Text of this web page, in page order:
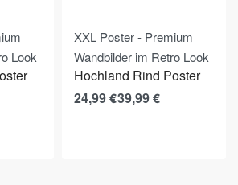
Look
XXL Poster - Premium
Wandbilder im Retro Look
Hochland Rind Poster
24,99€39,99€